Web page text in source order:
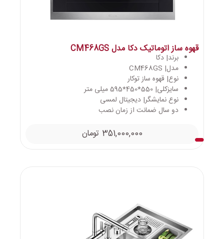
قهوه ساز اتوماتیک دکا مدل CM468GS
برند| دکا
مدل| CM468GS
نوع| قهوه ساز توکار
سایزکلی| 550*450*595 میلی متر
نوع نمایشگر| دیجیتال لمسی
دو سال ضمانت از زمان نصب
351,000,000 تومان